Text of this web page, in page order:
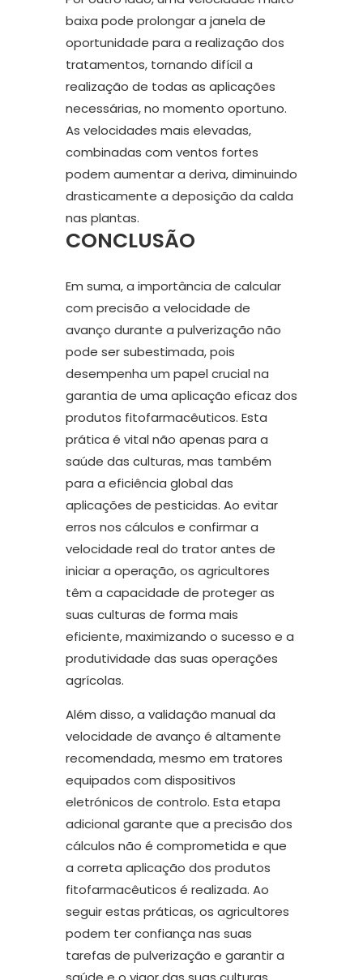
baixa pode prolongar a janela de
oportunidade para a realização dos
tratamentos, tornando difícil a
realização de todas as aplicações
necessárias, no momento oportuno.
As velocidades mais elevadas,
combinadas com ventos fortes
podem aumentar a deriva, diminuindo
drasticamente a deposição da calda
nas plantas.
CONCLUSÃO
Em suma, a importância de calcular
com precisão a velocidade de
avanço durante a pulverização não
pode ser subestimada, pois
desempenha um papel crucial na
garantia de uma aplicação eficaz dos
produtos fitofarmacêuticos. Esta
prática é vital não apenas para a
saúde das culturas, mas também
para a eficiência global das
aplicações de pesticidas. Ao evitar
erros nos cálculos e confirmar a
velocidade real do trator antes de
iniciar a operação, os agricultores
têm a capacidade de proteger as
suas culturas de forma mais
eficiente, maximizando o sucesso e a
produtividade das suas operações
agrícolas.
Além disso, a validação manual da
velocidade de avanço é altamente
recomendada, mesmo em tratores
equipados com dispositivos
eletrónicos de controlo. Esta etapa
adicional garante que a precisão dos
cálculos não é comprometida e que
a correta aplicação dos produtos
fitofarmacêuticos é realizada. Ao
seguir estas práticas, os agricultores
podem ter confiança nas suas
tarefas de pulverização e garantir a